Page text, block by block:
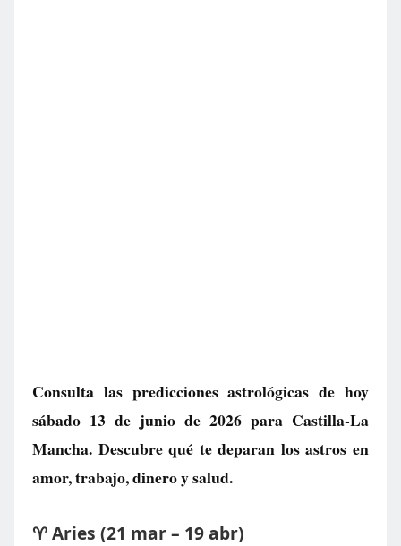
Consulta las predicciones astrológicas de hoy
sábado 13 de junio de 2026 para Castilla-La
Mancha. Descubre qué te deparan los astros en
amor, trabajo, dinero y salud.
♈ Aries (21 mar – 19 abr)